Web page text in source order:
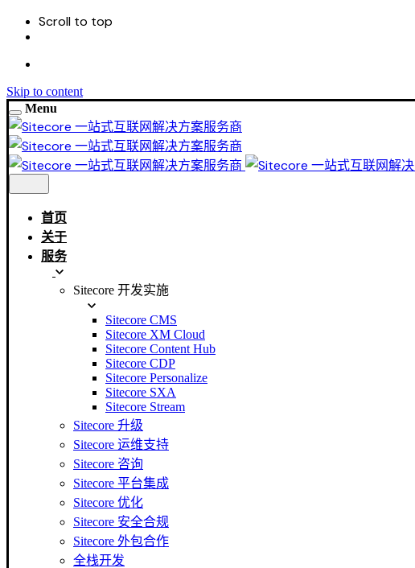
Scroll to top
Skip to content
Menu
首页
关于
服务
Sitecore 开发实施
Sitecore CMS
Sitecore XM Cloud
Sitecore Content Hub
Sitecore CDP
Sitecore Personalize
Sitecore SXA
Sitecore Stream
Sitecore 升级
Sitecore 运维支持
Sitecore 咨询
Sitecore 平台集成
Sitecore 优化
Sitecore 安全合规
Sitecore 外包合作
全栈开发